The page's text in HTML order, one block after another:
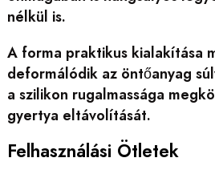
nélkül is.
A forma praktikus kialakítása
deformálódik az öntőanyag
a szilikon rugalmassága
gyertya eltávolítását.
Felhasználási Ötletek